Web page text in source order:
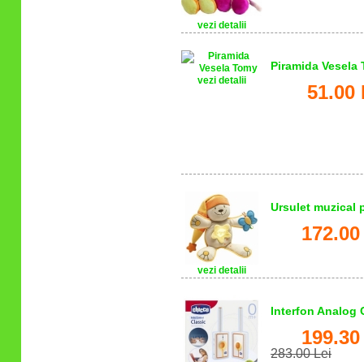
vezi detalii
vezi detalii
Piramida Vesela
51.00
vezi detalii
Ursulet muzical
Interfon Analog
283.00 Lei